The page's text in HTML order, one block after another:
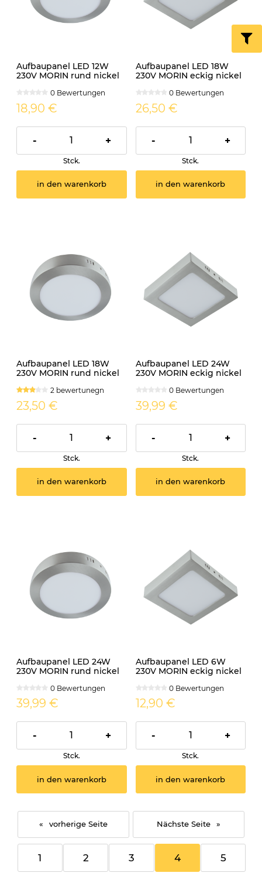
Aufbaupanel LED 12W
230V MORIN rund nickel
0 Bewertungen
18,90 €
- +
Stck.
in den warenkorb
Aufbaupanel LED 18W
230V MORIN eckig nickel
0 Bewertungen
26,50 €
- +
Stck.
in den warenkorb
Aufbaupanel LED 18W
230V MORIN rund nickel
2 bewertunegn
23,50 €
- +
Stck.
in den warenkorb
Aufbaupanel LED 24W
230V MORIN eckig nickel
0 Bewertungen
39,99 €
- +
Stck.
in den warenkorb
Aufbaupanel LED 24W
230V MORIN rund nickel
0 Bewertungen
39,99 €
- +
Stck.
in den warenkorb
Aufbaupanel LED 6W
230V MORIN eckig nickel
0 Bewertungen
12,90 €
- +
Stck.
in den warenkorb
«
1 2 3 4 5
»